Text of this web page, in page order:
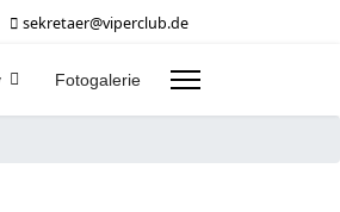
sekretaer@viperclub.de
Fotogalerie